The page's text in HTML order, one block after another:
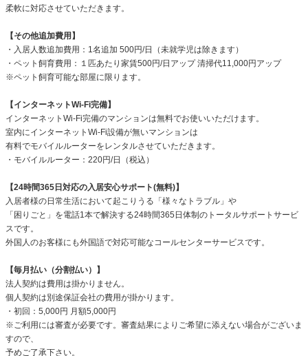
柔軟に対応させていただきます。
【その他追加費用】
・入居人数追加費用：1名追加 500円/日（未就学児は除きます）
・ペット飼育費用：１匹あたり家賃500円/日アップ 清掃代11,000円アップ
※ペット飼育可能な部屋に限ります。
【インターネットWi-Fi完備】
インターネットWi-Fi完備のマンションは無料でお使いいただけます。
室内にインターネットWi-Fi設備が無いマンションは
有料でモバイルルーターをレンタルさせていただきます。
・モバイルルーター：220円/日（税込）
【24時間365日対応の入居安心サポート(無料)】
入居者様の日常生活において起こりうる「様々なトラブル」や
「困りごと」を電話1本で解決する24時間365日体制のトータルサポートサービ
スです。
外国人のお客様にも外国語で対応可能なコールセンターサービスです。
【毎月払い（分割払い）】
法人契約は費用は掛かりません。
個人契約は別途保証会社の費用が掛かります。
・初回：5,000円 月額5,000円
※ご利用には審査が必要です。審査結果によりご希望に添えない場合がございま
すので、
予めご了承下さい。